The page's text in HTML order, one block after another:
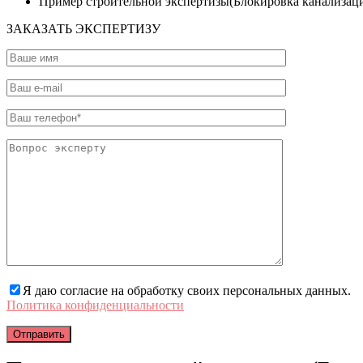
ЗАКАЗАТЬ ЭКСПЕРТИЗУ
Я даю согласие на обработку своих персональных данных.
Политика конфиденциальности